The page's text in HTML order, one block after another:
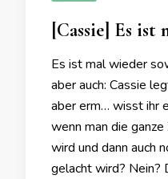
[Cassie] Es ist
Es ist mal wieder
aber auch: Cassie
aber erm… wisst ihr
wenn man die
wird und dann auch
gelacht wird? Nein?